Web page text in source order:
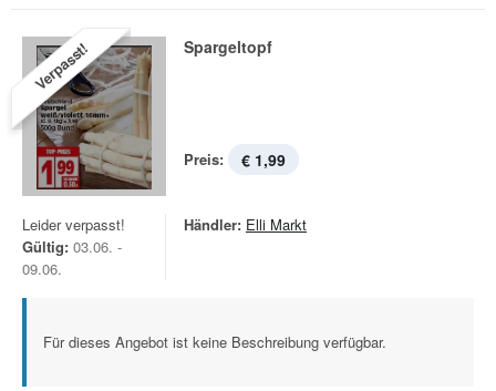
Verpasst! Spargeltopf
Preis: € 1,99
Leider verpasst!
Gültig: 03.06. -
09.06.
Händler: Elli Markt
Für dieses Angebot ist keine Beschreibung verfügbar.